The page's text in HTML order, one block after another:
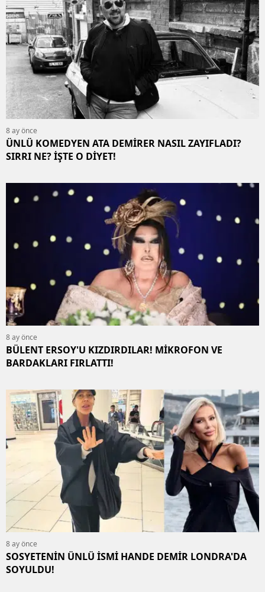
8 ay önce
ÜNLÜ KOMEDYEN ATA DEMİRER NASIL ZAYIFLADI?
SIRRI NE? İŞTE O DİYET!
8 ay önce
BÜLENT ERSOY'U KIZDIRDILAR! MİKROFON VE
BARDAKLARI FIRLATTI!
8 ay önce
SOSYETENİN ÜNLÜ İSMİ HANDE DEMİR LONDRA'DA
SOYULDU!